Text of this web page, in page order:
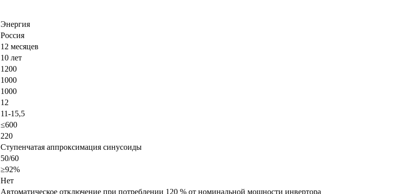
Энергия
Россия
12 месяцев
10 лет
1200
1000
1000
12
11-15,5
≤600
220
Cтупенчатая аппроксимация синусоиды
50/60
≥92%
Нет
Автоматическое отключение при потреблении 120 % от номинальной мощности инвертора